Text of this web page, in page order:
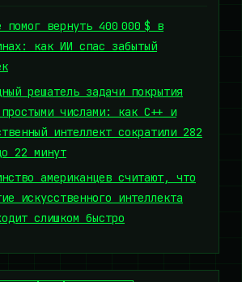
помог вернуть 400 000 $ в
как ИИ спас забытый
решатель задачи покрытия
числами: как C++ и
интеллект сократили 282
22 минут
американцев считают, что
искусственного интеллекта
слишком быстро